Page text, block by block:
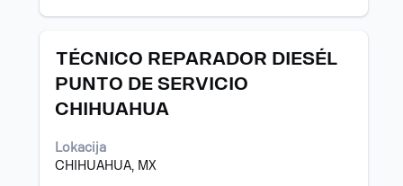
Naziv
TÉCNICO REPARADOR DIESÉL
PUNTO DE SERVICIO
CHIHUAHUA
Lokacija
CHIHUAHUA, MX
Izberite
preslednico,
da
celotno
vsebino